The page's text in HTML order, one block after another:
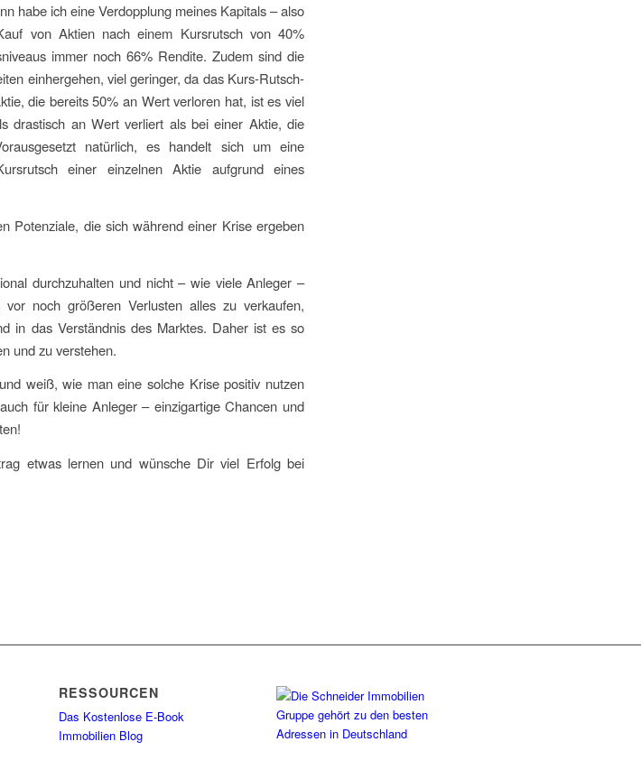
habe ich eine Verdopplung meines Kapitals – also
von Aktien nach einem Kursrutsch von 40%
immer noch 66% Rendite. Zudem sind die
einhergehen, viel geringer, da das Kurs-Rutsch-
die bereits 50% an Wert verloren hat, ist es viel
drastisch an Wert verliert als bei einer Aktie, die
natürlich, es handelt sich um eine
einer einzelnen Aktie aufgrund eines
Potenziale, die sich während einer Krise ergeben
durchzuhalten und nicht – wie viele Anleger –
noch größeren Verlusten alles zu verkaufen,
in das Verständnis des Marktes. Daher ist es so
und zu verstehen.
weiß, wie man eine solche Krise positiv nutzen
für kleine Anleger – einzigartige Chancen und
etwas lernen und wünsche Dir viel Erfolg bei
RESSOURCEN
Das Kostenlose E-Book
Immobilien Blog